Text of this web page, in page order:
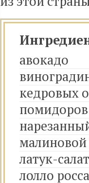
авокадо
кедровых
малиновой
латук-
лолло росса